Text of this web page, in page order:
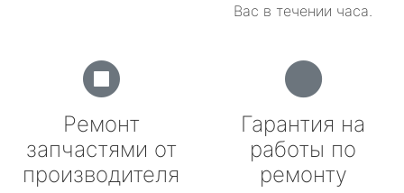
Вас в течении часа.
Ремонт
запчастями от
производителя
Гарантия на
работы по
ремонту